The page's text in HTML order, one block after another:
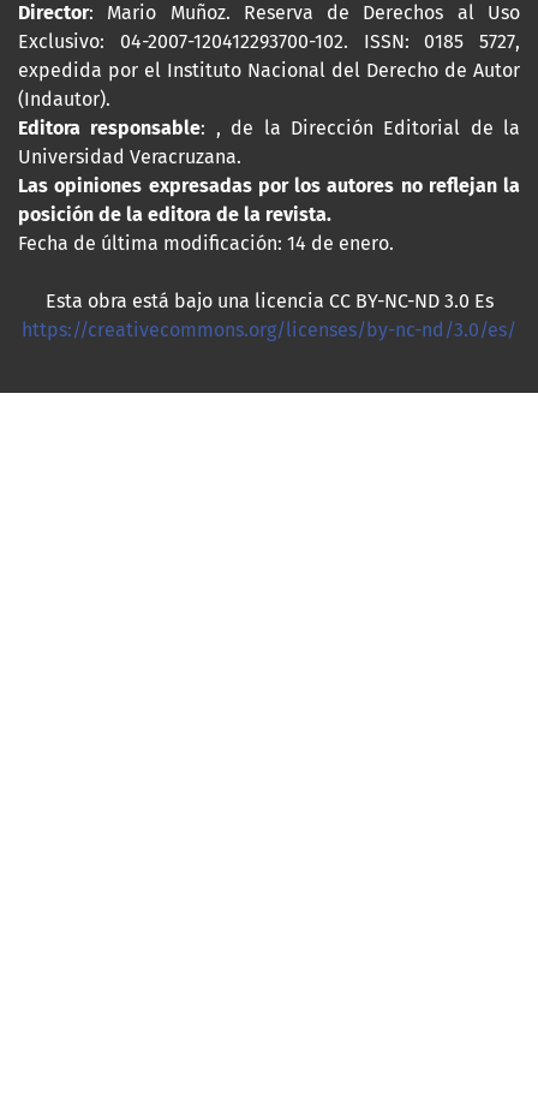
Director: Mario Muñoz. Reserva de Derechos al Uso
Exclusivo: 04-2007-120412293700-102. ISSN: 0185 5727,
expedida por el Instituto Nacional del Derecho de Autor
(Indautor).
Editora responsable: , de la Dirección Editorial de la
Universidad Veracruzana.
Las opiniones expresadas por los autores no reflejan la
posición de la editora de la revista.
Fecha de última modificación: 14 de enero.
Esta obra está bajo una licencia CC BY-NC-ND 3.0 Es
https://creativecommons.org/licenses/by-nc-nd/3.0/es/